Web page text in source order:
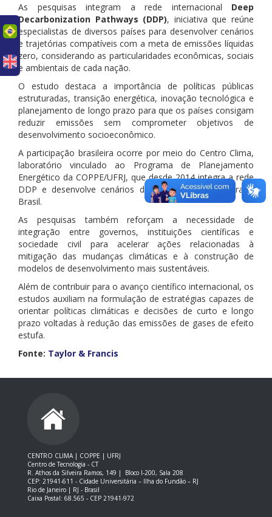
As pesquisas integram a rede internacional Deep
Decarbonization Pathways (DDP), iniciativa que reúne
especialistas de diversos países para desenvolver cenários
e trajetórias compatíveis com a meta de emissões líquidas
zero, considerando as particularidades econômicas, sociais
e ambientais de cada nação.
O estudo destaca a importância de políticas públicas
estruturadas, transição energética, inovação tecnológica e
planejamento de longo prazo para que os países consigam
reduzir emissões sem comprometer objetivos de
desenvolvimento socioeconômico.
A participação brasileira ocorre por meio do Centro Clima,
laboratório vinculado ao Programa de Planejamento
Energético da COPPE/UFRJ, que desde 2014 integra a rede
DDP e desenvolve cenários de descarbonização para o
Brasil.
As pesquisas também reforçam a necessidade de
integração entre governos, instituições científicas e
sociedade civil para acelerar ações relacionadas à
mitigação das mudanças climáticas e à construção de
modelos de desenvolvimento mais sustentáveis.
Além de contribuir para o avanço científico internacional, os
estudos auxiliam na formulação de estratégias capazes de
orientar políticas climáticas e decisões de curto e longo
prazo voltadas à redução das emissões de gases de efeito
estufa.
Fonte: Taylor & Francis
CENTRO CLIMA | COPPE | UFRJ
Centro de Tecnologia - CT
R. Athos da Silveira Ramos, 149 |
Bloco I-200, Sala 208
CEP: 21941-611 - Cidade Universitária – Ilha do Fundão – RJ
Rio de Janeiro | RJ - Brasil
Caixa Postal: 68.565 - CEP 21941-972